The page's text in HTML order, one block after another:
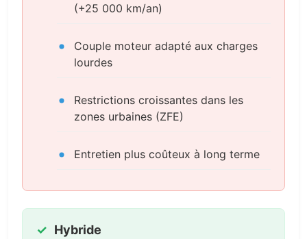
(+25 000 km/an)
Couple moteur adapté aux charges
lourdes
Restrictions croissantes dans les
zones urbaines (ZFE)
Entretien plus coûteux à long terme
Hybride